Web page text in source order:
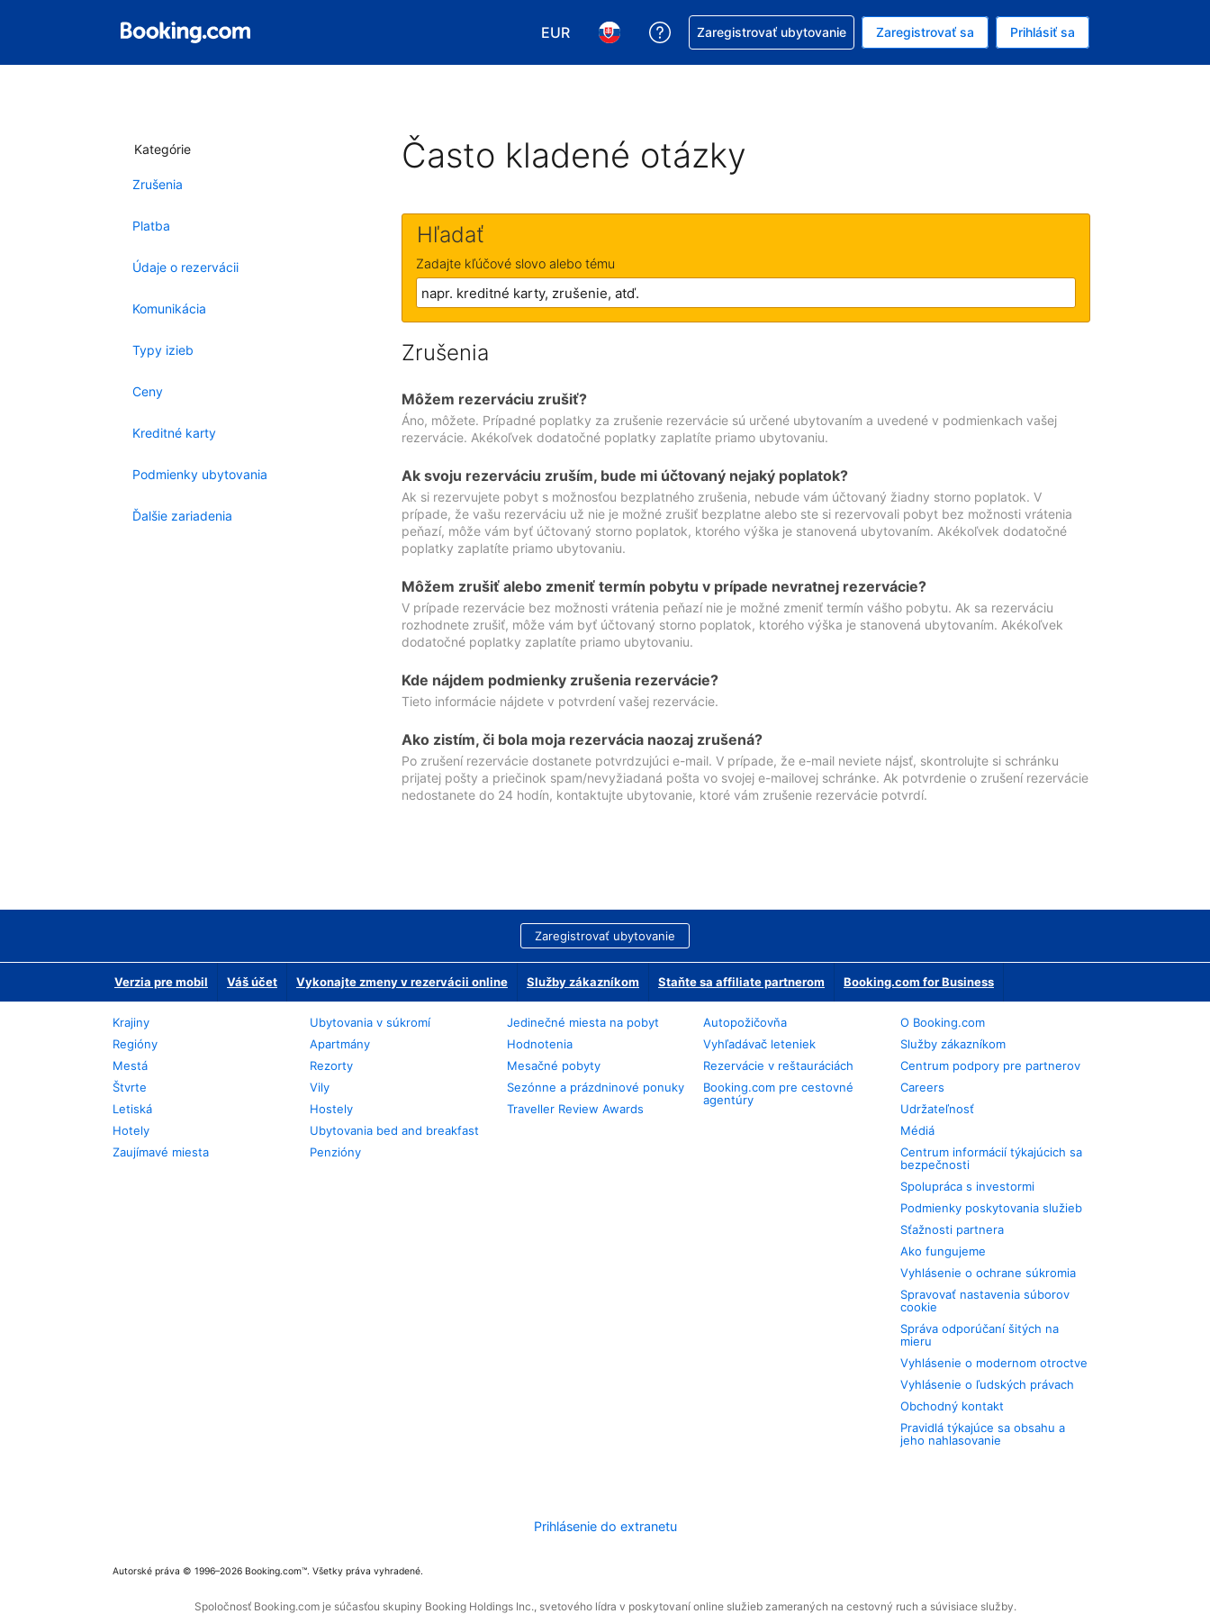
EUR
Vybrať menu. Momentálne máte zvolenú menu EUR
Vybrať jazyk. Momentálne máte zvolený jazyk V slovenčine
Získajte pomoc s rezerváciou
Zaregistrovať ubytovanie Zaregistrovať sa Prihlásiť sa
Kategórie
Zrušenia
Platba
Údaje o rezervácii
Komunikácia
Typy izieb
Ceny
Kreditné karty
Podmienky ubytovania
Ďalšie zariadenia
Často kladené otázky
Hľadať
Zadajte kľúčové slovo alebo tému
Zrušenia
Môžem rezerváciu zrušiť?
Áno, môžete. Prípadné poplatky za zrušenie rezervácie sú určené ubytovaním a uvedené v podmienkach vašej
rezervácie. Akékoľvek dodatočné poplatky zaplatíte priamo ubytovaniu.
Ak svoju rezerváciu zruším, bude mi účtovaný nejaký poplatok?
Ak si rezervujete pobyt s možnosťou bezplatného zrušenia, nebude vám účtovaný žiadny storno poplatok. V
prípade, že vašu rezerváciu už nie je možné zrušiť bezplatne alebo ste si rezervovali pobyt bez možnosti vrátenia
peňazí, môže vám byť účtovaný storno poplatok, ktorého výška je stanovená ubytovaním. Akékoľvek dodatočné
poplatky zaplatíte priamo ubytovaniu.
Môžem zrušiť alebo zmeniť termín pobytu v prípade nevratnej rezervácie?
V prípade rezervácie bez možnosti vrátenia peňazí nie je možné zmeniť termín vášho pobytu. Ak sa rezerváciu
rozhodnete zrušiť, môže vám byť účtovaný storno poplatok, ktorého výška je stanovená ubytovaním. Akékoľvek
dodatočné poplatky zaplatíte priamo ubytovaniu.
Kde nájdem podmienky zrušenia rezervácie?
Tieto informácie nájdete v potvrdení vašej rezervácie.
Ako zistím, či bola moja rezervácia naozaj zrušená?
Po zrušení rezervácie dostanete potvrdzujúci e-mail. V prípade, že e-mail neviete nájsť, skontrolujte si schránku
prijatej pošty a priečinok spam/nevyžiadaná pošta vo svojej e-mailovej schránke. Ak potvrdenie o zrušení rezervácie
nedostanete do 24 hodín, kontaktujte ubytovanie, ktoré vám zrušenie rezervácie potvrdí.
Zaregistrovať ubytovanie
Verzia pre mobil Váš účet Vykonajte zmeny v rezervácii online Služby zákazníkom Staňte sa affiliate partnerom Booking.com for Business
Krajiny
Regióny
Mestá
Štvrte
Letiská
Hotely
Zaujímavé miesta
Ubytovania v súkromí
Apartmány
Rezorty
Vily
Hostely
Ubytovania bed and breakfast
Penzióny
Jedinečné miesta na pobyt
Hodnotenia
Mesačné pobyty
Sezónne a prázdninové ponuky
Traveller Review Awards
Autopožičovňa
Vyhľadávač leteniek
Rezervácie v reštauráciách
Booking.com pre cestovné
agentúry
O Booking.com
Služby zákazníkom
Centrum podpory pre partnerov
Careers
Udržateľnosť
Médiá
Centrum informácií týkajúcich sa
bezpečnosti
Spolupráca s investormi
Podmienky poskytovania služieb
Sťažnosti partnera
Ako fungujeme
Vyhlásenie o ochrane súkromia
Spravovať nastavenia súborov
cookie
Správa odporúčaní šitých na
mieru
Vyhlásenie o modernom otroctve
Vyhlásenie o ľudských právach
Obchodný kontakt
Pravidlá týkajúce sa obsahu a
jeho nahlasovanie
Prihlásenie do extranetu
Autorské práva © 1996–2026 Booking.com™. Všetky práva vyhradené.
Spoločnosť Booking.com je súčasťou skupiny Booking Holdings Inc., svetového lídra v poskytovaní online služieb zameraných na cestovný ruch a súvisiace služby.